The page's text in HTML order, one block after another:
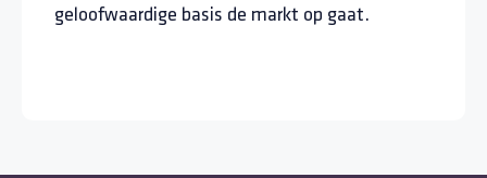
geloofwaardige basis de markt op gaat.